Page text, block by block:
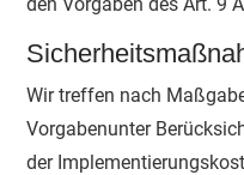
Wir treffen nach
Vorgabenunter
der